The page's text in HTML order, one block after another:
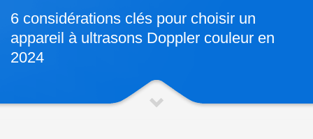
6 considérations clés pour choisir un
appareil à ultrasons Doppler couleur en
2024